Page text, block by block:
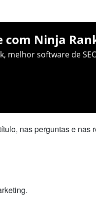
com Ninja
melhor software de
nas perguntas e nas